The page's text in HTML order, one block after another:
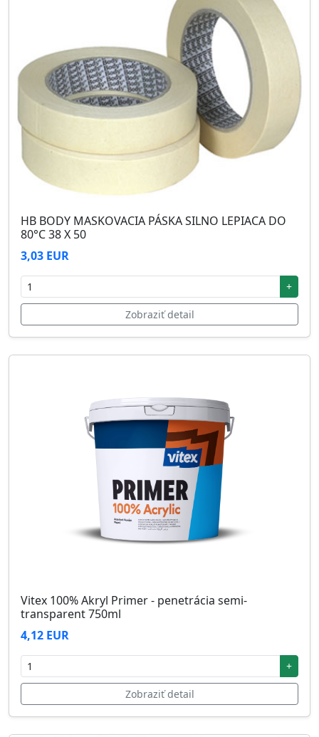
HB BODY MASKOVACIA PÁSKA SILNO LEPIACA DO
80°C 38 X 50
3,03 EUR
+
Zobraziť detail
Vitex 100% Akryl Primer - penetrácia semi-
transparent 750ml
4,12 EUR
+
Zobraziť detail